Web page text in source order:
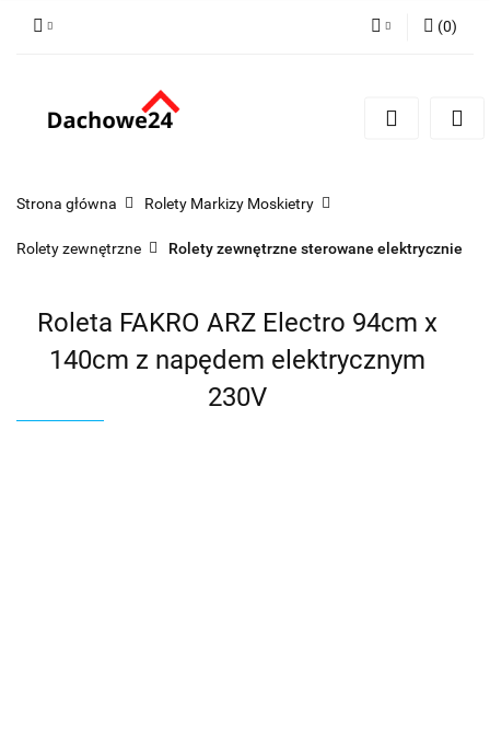
Zarejestruj się
(0)
Strona główna Rolety Markizy Moskietry
Rolety zewnętrzne Rolety zewnętrzne sterowane elektrycznie
Roleta FAKRO ARZ Electro 94cm x
140cm z napędem elektrycznym
230V